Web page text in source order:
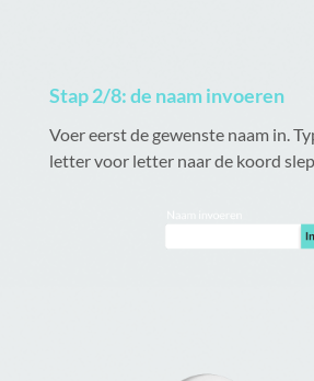
Stap 2/8: de naam invoeren
Voer eerst de gewenste naam in.
letter voor letter naar de koord